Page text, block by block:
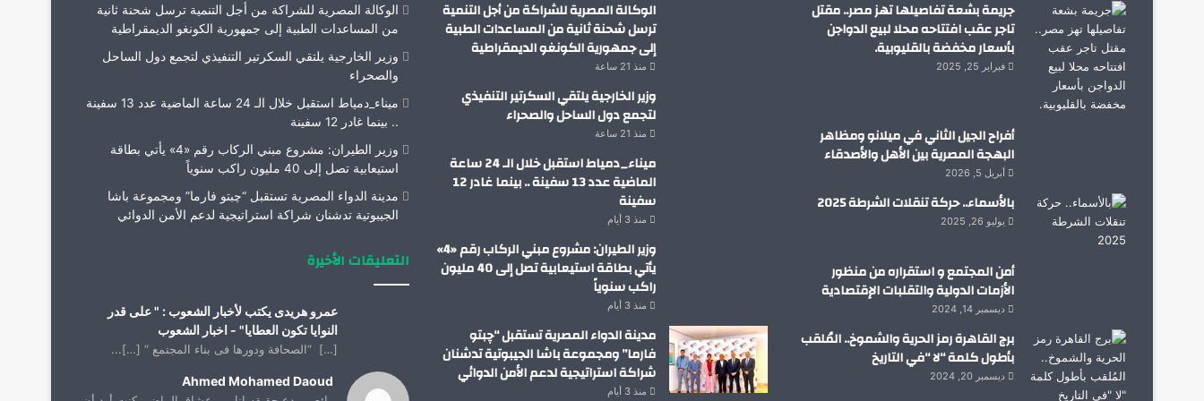
جريمة بشعة تفاصيلها تهز مصر.. مقتل
تاجر عقب افتتاحه محلا لبيع الدواجن
بأسعار مخفضة بالقليوبية.
فبراير 25, 2025
أفراح الجيل الثاني في ميلانو ومظاهر
البهجة المصرية بين الأهل والأصدقاء
أبريل 5, 2026
بالأسماء.. حركة تنقلات الشرطة 2025
يوليو 26, 2025
أمن المجتمع و استقراره من منظور
الأزمات الدولية والتقلبات الإقتصادية
ديسمبر 14, 2024
برج القاهرة رمز الحرية والشموخ.. المُلقب
بأطول كلمة “لا “في التاريخ
ديسمبر 20, 2024
الوكالة المصرية للشراكة من أجل التنمية
ترسل شحنة ثانية من المساعدات الطبية
إلى جمهورية الكونغو الديمقراطية
منذ 21 ساعة
وزير الخارجية يلتقي السكرتير التنفيذي
لتجمع دول الساحل والصحراء
منذ 21 ساعة
ميناء_دمياط استقبل خلال الـ 24 ساعة
الماضية عدد 13 سفينة .. بينما غادر 12
سفينة
منذ 3 أيام
وزير الطيران: مشروع مبني الركاب رقم «4»
يأتي بطاقة استيعابية تصل إلى 40 مليون
راكب سنوياً
منذ 3 أيام
مدينة الدواء المصرية تستقبل “چبتو
فارما” ومجموعة باشا الجيبوتية تدشنان
شراكة استراتيجية لدعم الأمن الدوائي
منذ 3 أيام
الوكالة المصرية للشراكة من أجل التنمية ترسل شحنة ثانية
من المساعدات الطبية إلى جمهورية الكونغو الديمقراطية
وزير الخارجية يلتقي السكرتير التنفيذي لتجمع دول الساحل
والصحراء
ميناء_دمياط استقبل خلال الـ 24 ساعة الماضية عدد 13 سفينة
.. بينما غادر 12 سفينة
وزير الطيران: مشروع مبني الركاب رقم «4» يأتي بطاقة
استيعابية تصل إلى 40 مليون راكب سنوياً
مدينة الدواء المصرية تستقبل “چبتو فارما” ومجموعة باشا
الجيبوتية تدشنان شراكة استراتيجية لدعم الأمن الدوائي
التعليقات الأخيرة
عمرو هريدى يكتب لأخبار الشعوب : " على قدر
النوايا تكون العطايا" - اخبار الشعوب
[…] “الصحافة ودورها فى بناء المجتمع “ […]...
Ahmed Mohamed Daoud